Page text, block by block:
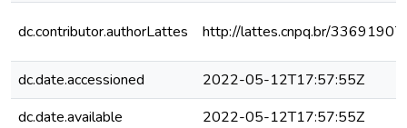
dc.contributor.authorLattes http://lattes.cnpq.br/
dc.date.accessioned
2022-05-12T17:57:55Z
dc.date.available
2022-05-12T17:57:55Z